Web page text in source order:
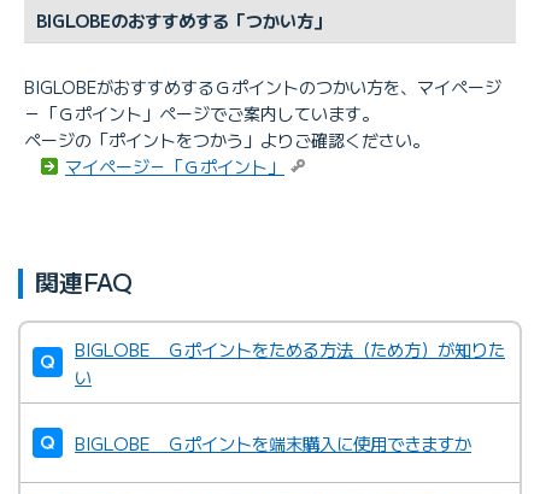
BIGLOBEのおすすめする「つかい方」
BIGLOBEがおすすめするＧポイントのつかい方を、マイページ
－「Ｇポイント」ページでご案内しています。
ページの「ポイントをつかう」よりご確認ください。
マイページ－「Ｇポイント」
関連FAQ
BIGLOBE Ｇポイントをためる方法（ため方）が知りた
い
BIGLOBE Ｇポイントを端末購入に使用できますか